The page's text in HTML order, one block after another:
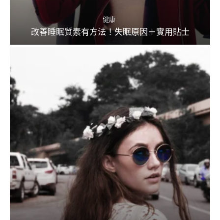
健康
改善睡眠質素有方法！失眠原因＋實用貼士